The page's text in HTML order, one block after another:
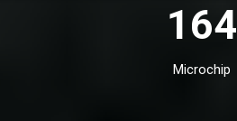
164
Microchip